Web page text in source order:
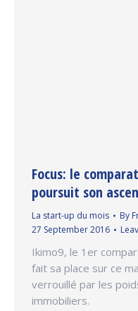
Focus: le
poursuit son
La start-up du mois By
27 September 2016
Ikimo9, le 1er
fait sa place sur ce
verrouillé par les
immobiliers.